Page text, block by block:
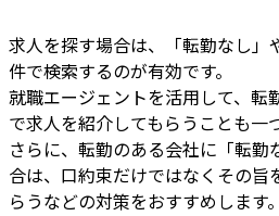
求人を探す場合は、「転勤なし」
件で検索するのが有効です。
就職エージェントを活用して、転
で求人を紹介してもらうことも一
さらに、転勤のある会社に「転勤
合は、口約束だけではなくその旨
らうなどの対策をおすすめします。